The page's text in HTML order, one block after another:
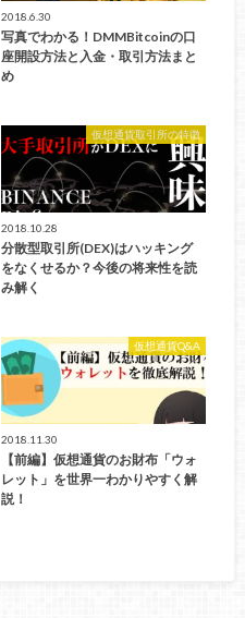
2018.6.30
写真でわかる！DMMBitcoinの口
座開設方法と入金・取引方法まと
め
仮想通貨取引所の特徴
2018.10.28
分散型取引所(DEX)はハッキング
をなくせるか？今後の将来性を読
み解く
仮想通貨Q&A
2018.11.30
【前編】仮想通貨のお財布「ウォ
レット」を世界一わかりやすく解
説！